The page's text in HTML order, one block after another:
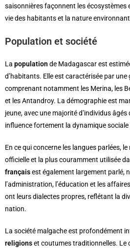
saisonnières façonnent les
vie des habitants et la nature
Population et société
La population de Madagascar est
d’habitants. Elle est caractérisée par
comprenant notamment les Merina, les
et les Antandroy. La démographie est
jeune, avec une majorité d’individus
influence fortement la dynamique
En ce qui concerne les langues parlées,
officielle et la plus couramment utilisée
françaisest également largement parlé,
l’administration, l’éducation et les
ont leurs dialectes propres, reflétant la
nation.
La société malgache est profondément
religionset coutumes traditionnelles. Le